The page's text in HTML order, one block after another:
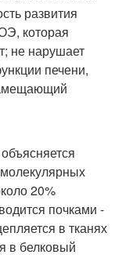
развития
которая
не нарушает
печени,
20%
почками -
в тканях
в белковый